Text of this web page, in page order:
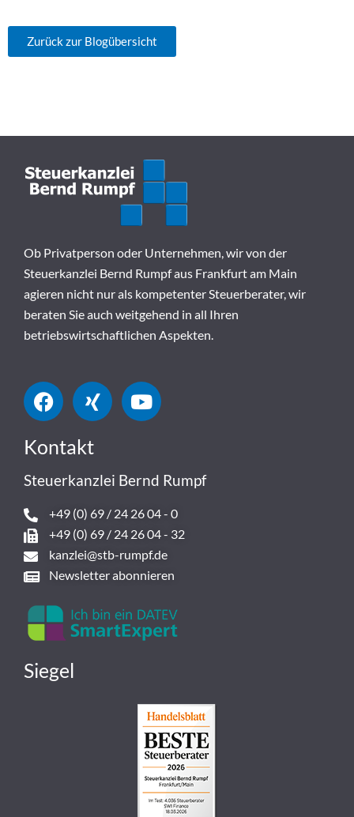
Zurück zur Blogübersicht
Ob Privatperson oder Unternehmen, wir von der
Steuerkanzlei Bernd Rumpf aus Frankfurt am Main
agieren nicht nur als kompetenter Steuerberater, wir
beraten Sie auch weitgehend in all Ihren
betriebswirtschaftlichen Aspekten.
Kontakt
Steuerkanzlei Bernd Rumpf
+49 (0) 69 / 24 26 04 - 0
+49 (0) 69 / 24 26 04 - 32
kanzlei@stb-rumpf.de
Newsletter abonnieren
Siegel